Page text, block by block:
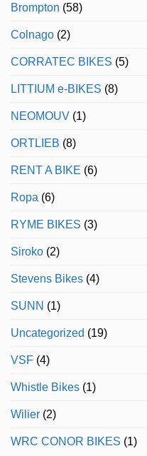
Brompton (58)
Colnago (2)
CORRATEC BIKES (5)
LITTIUM e-BIKES (8)
NEOMOUV (1)
ORTLIEB (8)
RENT A BIKE (6)
Ropa (6)
RYME BIKES (3)
Siroko (2)
Stevens Bikes (4)
SUNN (1)
Uncategorized (19)
VSF (4)
Whistle Bikes (1)
Wilier (2)
WRC CONOR BIKES (1)